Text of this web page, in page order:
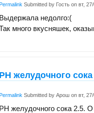
Submitted by Гость on вт,
Выдержала недолго:(
много вкусняшек,
PH желудочного сока
Submitted by Арош on вт,
PH желудочного сока 2.5.